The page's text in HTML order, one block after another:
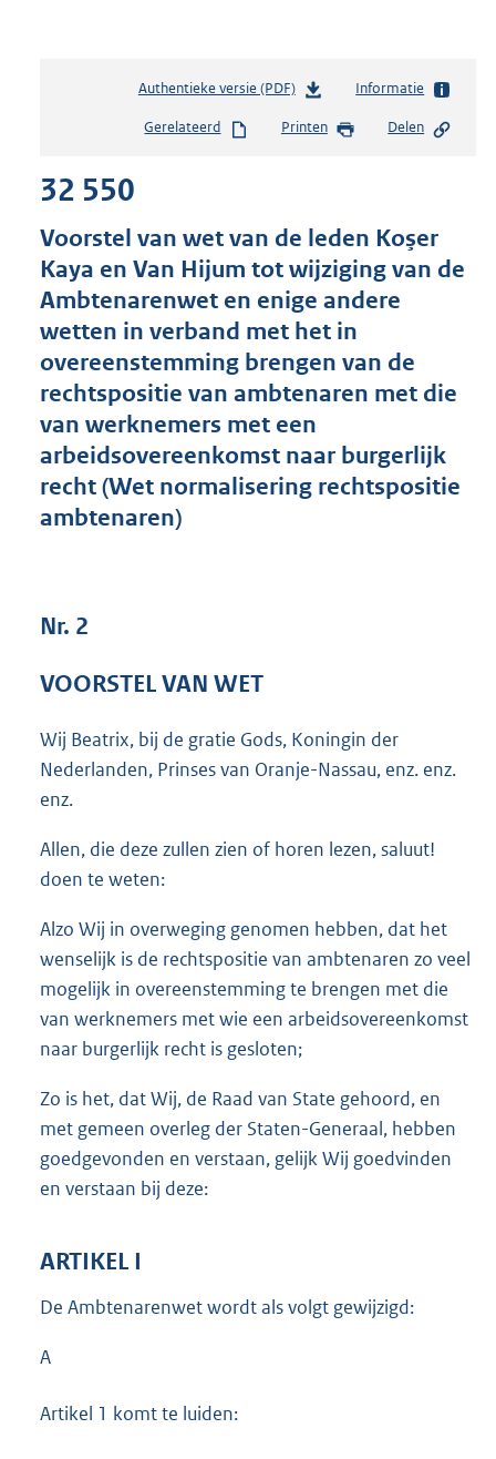
Authentieke versie (PDF)b
s
s
g
r
o
o
t
t
:
5
3
Informatie
Gerelateerd Printen Delen
32 550
Voorstel van wet van de leden Koşer
Kaya en Van Hijum tot wijziging van de
Ambtenarenwet en enige andere
wetten in verband met het in
overeenstemming brengen van de
rechtspositie van ambtenaren met die
van werknemers met een
arbeidsovereenkomst naar burgerlijk
recht (Wet normalisering rechtspositie
ambtenaren)
Nr. 2
VOORSTEL VAN WET
Wij Beatrix, bij de gratie Gods, Koningin der
Nederlanden, Prinses van Oranje-Nassau, enz. enz.
enz.
Allen, die deze zullen zien of horen lezen, saluut!
doen te weten:
Alzo Wij in overweging genomen hebben, dat het
wenselijk is de rechtspositie van ambtenaren zo veel
mogelijk in overeenstemming te brengen met die
van werknemers met wie een arbeidsovereenkomst
naar burgerlijk recht is gesloten;
Zo is het, dat Wij, de Raad van State gehoord, en
met gemeen overleg der Staten-Generaal, hebben
goedgevonden en verstaan, gelijk Wij goedvinden
en verstaan bij deze:
ARTIKEL I
De Ambtenarenwet wordt als volgt gewijzigd:
A
Artikel 1 komt te luiden: